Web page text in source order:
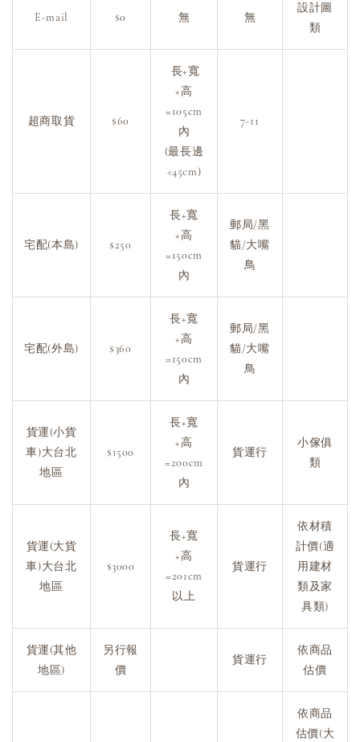
E-mail $0 無 無
設計圖
類
超商取貨 $60
長+寬
+高
=105cm
內
(最長邊
<45cm)
7-11
宅配(本島) $250
長+寬
+高
=150cm
內
郵局/黑
貓/大嘴
鳥
宅配(外島) $360
長+寬
+高
=150cm
內
郵局/黑
貓/大嘴
鳥
貨運(小貨
車)大台北
地區
$1500
長+寬
+高
=200cm
內
貨運行
小傢俱
類
貨運(大貨
車)大台北
地區
$3000
長+寬
+高
=201cm
以上
貨運行
依材積
計價(適
用建材
類及家
具類)
貨運(其他
地區)
另行報
價
貨運行
依商品
估價
依商品
估價(大